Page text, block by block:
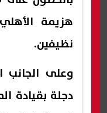
هزيمة
نظيفين.
وعلى
دجلة بقيادة